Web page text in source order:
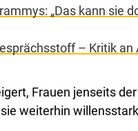
„Das kann sie
– Kritik an
Frauen jenseits
weiterhin